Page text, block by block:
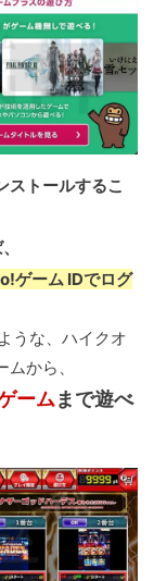
ストールするこ
ゲーム IDでログ
うな、ハイクオ
から、
ームまで遊べ